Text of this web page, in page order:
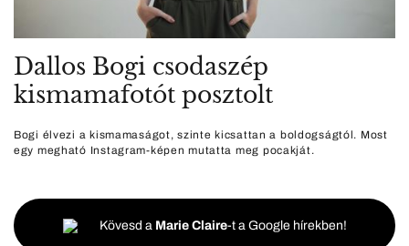
Dallos Bogi csodaszép
kismamafotót posztolt
Bogi élvezi a kismamaságot, szinte kicsattan a boldogságtól. Most
egy megható Instagram-képen mutatta meg pocakját.
Kövesd a Marie Claire-t a Google hírekben!